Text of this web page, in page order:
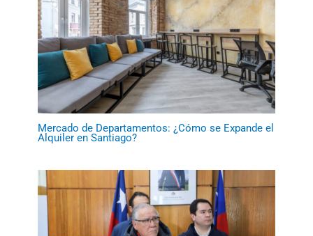
Mercado de Departamentos: ¿Cómo se Expande el
Alquiler en Santiago?